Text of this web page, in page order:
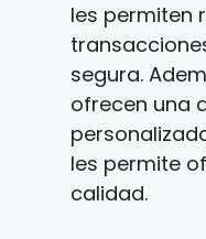
les permiten
segura.
ofrecen una
les permite
calidad.